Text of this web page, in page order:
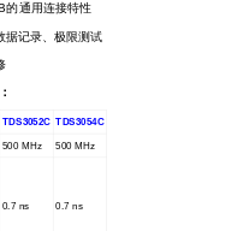
的通用连接特性
据记录、极限测试
：
TDS3052C TDS3054C
500 MHz 500 MHz
0.7 ns 0.7 ns